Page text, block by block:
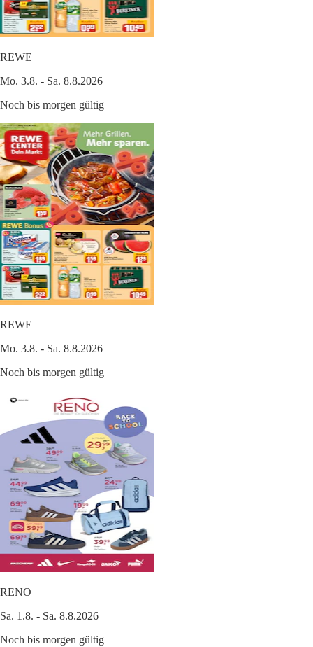
REWE
Mo. 3.8. - Sa. 8.8.2026
Noch bis morgen gültig
REWE
Mo. 3.8. - Sa. 8.8.2026
Noch bis morgen gültig
RENO
Sa. 1.8. - Sa. 8.8.2026
Noch bis morgen gültig